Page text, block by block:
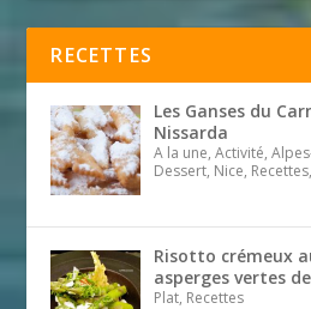
RECETTES
Les Ganses du
Nissarda
A la une, Activité,
Dessert, Nice,
Risotto crémeux
asperges vertes
Plat, Recettes